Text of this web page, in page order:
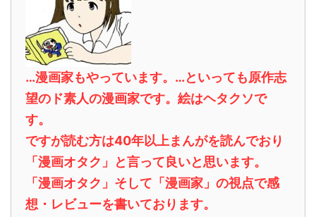
…漫画家もやっています。…といっても原作志
望のド素人の漫画家です。絵はヘタクソで
す。
ですが読む方は40年以上まんがを読んでおり
「漫画オタク」と言って良いと思います。
「漫画オタク」そして「漫画家」の視点で感
想・レビューを書いております。